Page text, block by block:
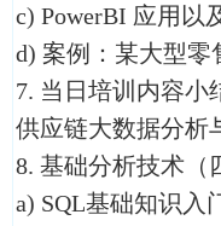
c) PowerBI 应用以
d) 案例：某大型
7. 当日培训内容小
供应链大数据分析
8. 基础分析技术（
a) SQL基础知识入